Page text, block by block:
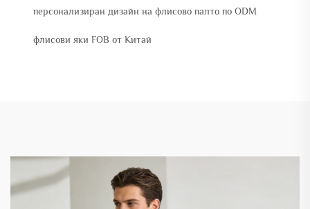
персонализиран дизайн на флисово палто по ODM
флисови яки FOB от Китай